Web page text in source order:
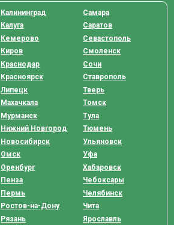
Калининград
Калуга
Кемерово
Киров
Краснодар
Красноярск
Липецк
Махачкала
Мурманск
Нижний Новгород
Новосибирск
Омск
Оренбург
Пенза
Пермь
Ростов-на-Дону
Рязань
Самара
Саратов
Севастополь
Смоленск
Сочи
Ставрополь
Тверь
Томск
Тула
Тюмень
Ульяновск
Уфа
Хабаровск
Чебоксары
Челябинск
Чита
Ярославль